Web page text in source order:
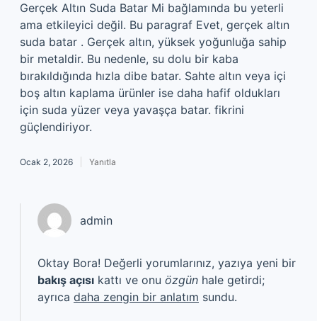
Gerçek Altın Suda Batar Mi bağlamında bu yeterli
ama etkileyici değil. Bu paragraf Evet, gerçek altın
suda batar . Gerçek altın, yüksek yoğunluğa sahip
bir metaldir. Bu nedenle, su dolu bir kaba
bırakıldığında hızla dibe batar. Sahte altın veya içi
boş altın kaplama ürünler ise daha hafif oldukları
için suda yüzer veya yavaşça batar. fikrini
güçlendiriyor.
Ocak 2, 2026 Yanıtla
admin
Oktay Bora! Değerli yorumlarınız, yazıya yeni bir
bakış açısı kattı ve onu özgün hale getirdi;
ayrıca daha zengin bir anlatım sundu.